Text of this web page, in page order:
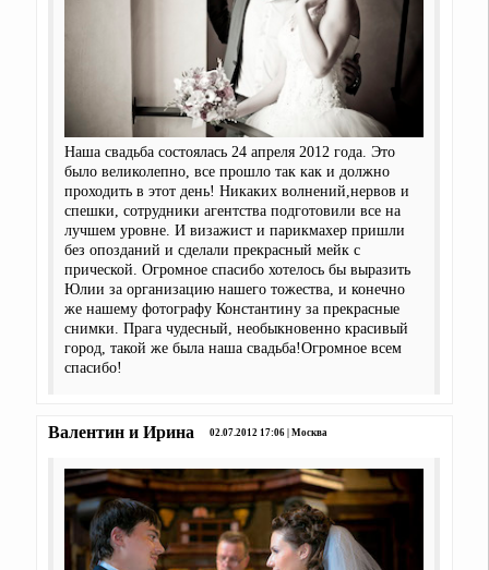
Наша свадьба состоялась 24 апреля 2012 года. Это
было великолепно, все прошло так как и должно
проходить в этот день! Никаких волнений,нервов и
спешки, сотрудники агентства подготовили все на
лучшем уровне. И визажист и парикмахер пришли
без опозданий и сделали прекрасный мейк с
прической. Огромное спасибо хотелось бы выразить
Юлии за организацию нашего тожества, и конечно
же нашему фотографу Константину за прекрасные
снимки. Прага чудесный, необыкновенно красивый
город, такой же была наша свадьба!Огромное всем
спасибо!
Валентин и Ирина 02.07.2012 17:06 | Москва